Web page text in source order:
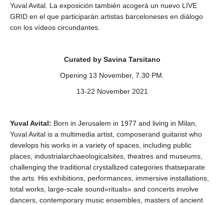
Yuval Avital. La exposición también acogerá un nuevo LIVE
GRID en el que participarán artistas barceloneses en diálogo
con los vídeos circundantes.
Curated by Savina Tarsitano
Opening 13 November, 7.30 PM.
13-22 November 2021
Yuval Avital: Born in Jerusalem in 1977 and living in Milan,
Yuval Avital is a multimedia artist, composerand guitarist who
develops his works in a variety of spaces, including public
places, industrialarchaeologicalsites, theatres and museums,
challenging the traditional crystallized categories thatseparate
the arts. His exhibitions, performances, immersive installations,
total works, large-scale sound»rituals» and concerts involve
dancers, contemporary music ensembles, masters of ancient